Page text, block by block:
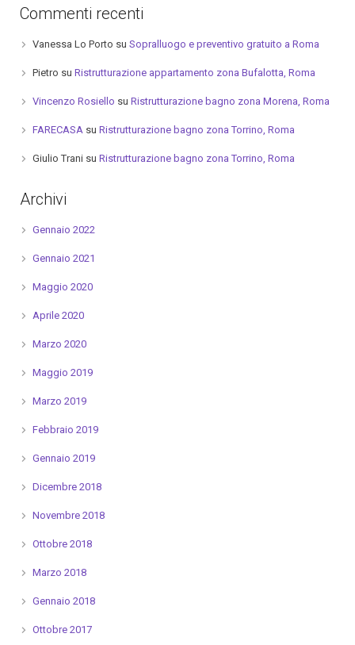
Commenti recenti
Vanessa Lo Porto su Sopralluogo e preventivo gratuito a Roma
Pietro su Ristrutturazione appartamento zona Bufalotta, Roma
Vincenzo Rosiello su Ristrutturazione bagno zona Morena, Roma
FARECASAsu Ristrutturazione bagno zona Torrino, Roma
Giulio Tranisu Ristrutturazione bagno zona Torrino, Roma
Archivi
Gennaio 2022
Gennaio 2021
Maggio 2020
Aprile 2020
Marzo 2020
Maggio 2019
Marzo 2019
Febbraio 2019
Gennaio 2019
Dicembre 2018
Novembre 2018
Ottobre 2018
Marzo 2018
Gennaio 2018
Ottobre 2017